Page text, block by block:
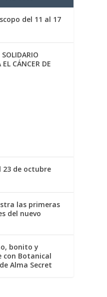
del 11 al 17
CÁNCER DE
23 de octubre
las primeras
del nuevo
bonito y
con Botanical
Alma Secret